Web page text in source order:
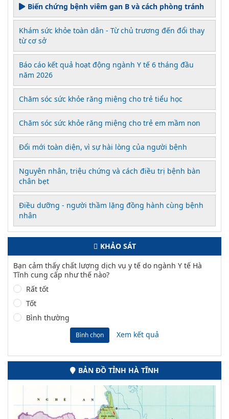
Biến chứng bệnh viêm gan B và cách phòng tránh
Khám sức khỏe toàn dân - Từ chủ trương đến đổi thay
từ cơ sở
Báo cáo kết quả hoạt động ngành Y tế 6 tháng đầu
năm 2026
Chăm sóc sức khỏe răng miệng cho trẻ tiểu học
Chăm sóc sức khỏe răng miệng cho trẻ em mầm non
Đổi mới toàn diện, vì sự hài lòng của người bệnh
Nguyên nhân, triệu chứng và cách điều trị bệnh bàn
chân bẹt
Điều dưỡng - người thầm lặng đồng hành cùng bệnh
nhân
KHẢO SÁT
Bạn cảm thấy chất lượng dịch vụ y tế do ngành Y tế Hà
Tĩnh cung cấp như thế nào?
Rất tốt
Tốt
Bình thường
Bình chọn Xem kết quả
BẢN ĐỒ TỈNH HÀ TĨNH